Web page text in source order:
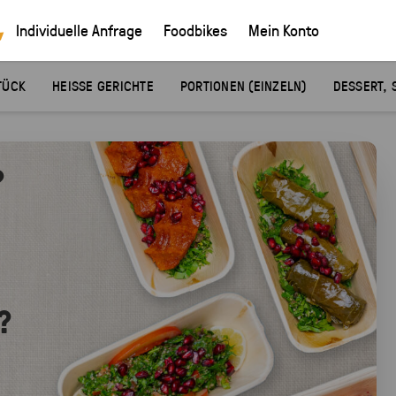
Individuelle Anfrage Foodbikes Mein Konto
HEISSE GERICHTE PORTIONEN (EINZELN) DESSERT,